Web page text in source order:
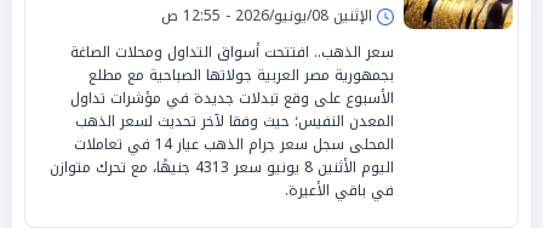
الإثنين 08/يونيو/2026 - 12:55 ص
سعر الذهب.. افتتحت أسواق التداول ومحلات الصاغة
بجمهورية مصر العربية جولاتها الصباحية مع مطلع
الأسبوع على وقع تبدلات جديدة في مؤشرات تداول
المعدن النفيس؛ حيث وفقا لآخر تحديث لسعر الذهب
المحلى سجل سعر جرام الذهب عيار 14 في تعاملات
اليوم الأثنين 8 يونيو سعر 4313 جنيهًا، مع تحرك متوازن
في باقي الأعيرة.